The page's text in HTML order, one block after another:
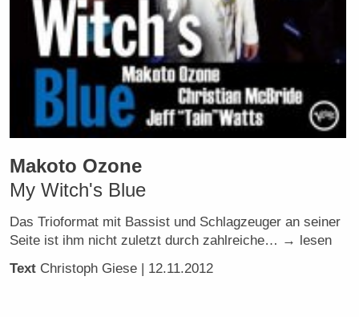
Makoto Ozone
My Witch's Blue
Das Trioformat mit Bassist und Schlagzeuger an seiner
Seite ist ihm nicht zuletzt durch zahlreiche… → lesen
Text Christoph Giese | 12.11.2012